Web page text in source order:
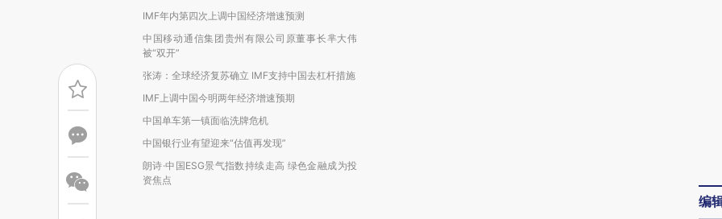
IMF年内第四次上调中国经济增速预测
中国移动通信集团贵州有限公司原董事长芈大伟
被“双开”
张涛：全球经济复苏确立 IMF支持中国去杠杆措施
IMF上调中国今明两年经济增速预期
中国单车第一镇面临洗牌危机
中国银行业有望迎来“估值再发现”
朗诗·中国ESG景气指数持续走高 绿色金融成为投
资焦点
编